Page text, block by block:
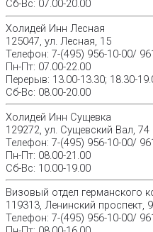
Сб-Вс: 07.00-20.00
Холидей Инн Лесная
125047, ул. Лесная, 15
Телефон: 7-(495) 956-10-00/
Пн-Пт: 07.00-22.00
Перерыв: 13.00-13.30; 18.30-
Cб-Вс: 08.00-20.00
Холидей Инн Сущевка
129272, ул. Сущевский Вал, 74
Телефон: 7-(495) 956-10-00/
Пн-Пт: 08.00-21.00
Сб-Вс: 10.00-19.00
Визовый отдел германского
119313, Ленинский проспект,
Телефон: 7-(495) 956-10-00/